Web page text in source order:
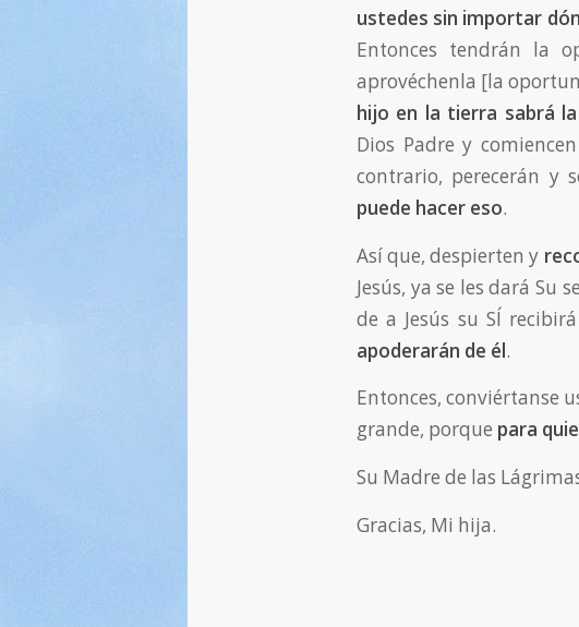
ustedes sin importar
Entonces tendrán la
aprovéchenla [la
hijo en la tierra sabrá
Dios Padre y
contrario, perecerán y
puede hacer eso.
Así que, despierten y
Jesús, ya se les dará Su
de a Jesús su SÍ
apoderarán de él.
Entonces, conviértanse
grande, porque para
Su Madre de las
Gracias, Mi hija.